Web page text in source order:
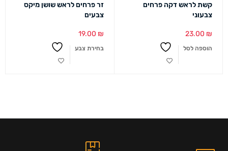
קשת לראש דקה פרחים
צבעוני
23.00 ₪
הוספה לסל
זר פרחים לראש שושן מיקס
צבעים
19.00 ₪
בחירת צבע